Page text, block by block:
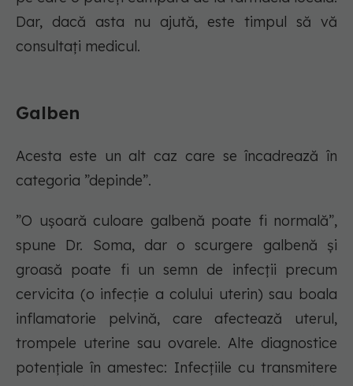
Dar, dacă asta nu ajută, este timpul să vă
consultați medicul.
Galben
Acesta este un alt caz care se încadrează în
categoria ”depinde”.
”O ușoară culoare galbenă poate fi normală”,
spune Dr. Soma, dar o scurgere galbenă și
groasă poate fi un semn de infecții precum
cervicita (o infecție a colului uterin) sau boala
inflamatorie pelvină, care afectează uterul,
trompele uterine sau ovarele. Alte diagnostice
potențiale în amestec: Infecțiile cu transmitere